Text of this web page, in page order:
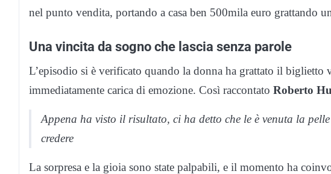
nel punto vendita, portando a casa ben 500mila euro grattando
Una vincita da sogno che lascia senza parole
L’episodio si è verificato quando la donna ha grattato il biglietto
immediatamente carica di emozione. Così raccontato Roberto Hu
Appena ha visto il risultato, ci ha detto che le è venuta la
credere
La sorpresa e la gioia sono state palpabili, e il momento ha